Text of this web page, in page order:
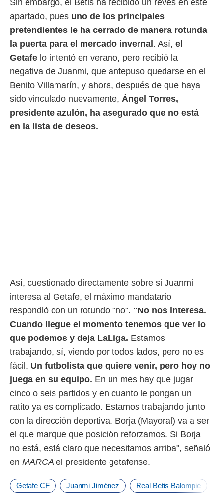
e
mediante
publicidad
publicidad
Sin embargo, el Betis ha recibido un revés en este
apartado, pues uno de los principales
pretendientes le ha cerrado de manera rotunda
la puerta para el mercado invernal . Así, el
Getafe lo intentó en verano, pero recibió la
negativa de Juanmi, que antepuso quedarse en el
Benito Villamarín, y ahora, después de que haya
sido vinculado nuevamente, Ángel Torres,
presidente azulón, ha asegurado que no está
en la lista de deseos.
Así, cuestionado directamente sobre si Juanmi
interesa al Getafe, el máximo mandatario
respondió con un rotundo "no". "No nos interesa.
Cuando llegue el momento tenemos que ver lo
que podemos y deja LaLiga. Estamos
trabajando, sí, viendo por todos lados, pero no es
fácil. Un futbolista que quiere venir, pero hoy no
juega en su equipo. En un mes hay que jugar
cinco o seis partidos y en cuanto le pongan un
ratito ya es complicado. Estamos trabajando junto
con la dirección deportiva. Borja (Mayoral) va a ser
el que marque que posición reforzamos. Si Borja
no está, está claro que necesitamos arriba", señaló
en MARCA el presidente getafense.
Getafe CF Juanmi Jiménez Real Betis Balompie